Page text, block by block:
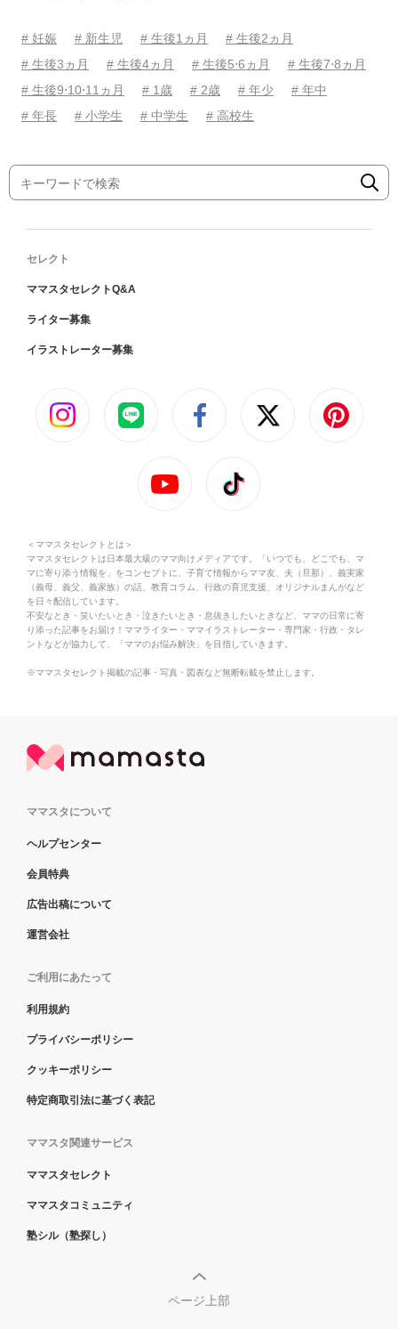
# 妊娠 # 新生児 # 生後1ヵ月
# 生後2ヵ月
# 生後3ヵ月
# 生後4ヵ月 # 生後5⋅6ヵ月
# 生後7⋅8ヵ月
# 生後9⋅10⋅11ヵ月
# 1歳 # 2歳 # 年少
# 年中
# 年長
# 小学生 # 中学生 # 高校生
セレクト
ママスタセレクトQ&A
ライター募集
イラストレーター募集
＜ママスタセレクトとは＞
ママスタセレクトは日本最大級のママ向けメディアです。「いつでも、どこでも、マ
マに寄り添う情報を」をコンセプトに、子育て情報からママ友、夫（旦那）、義実家
（義母、義父、義家族）の話、教育コラム、行政の育児支援、オリジナルまんがなど
を日々配信しています。
不安なとき・笑いたいとき・泣きたいとき・息抜きしたいときなど、ママの日常に寄
り添った記事をお届け！ママライター・ママイラストレーター・専門家・行政・タレ
ントなどが協力して、「ママのお悩み解決」を目指していきます。
※ママスタセレクト掲載の記事・写真・図表など無断転載を禁止します。
ママスタについて
ヘルプセンター
会員特典
広告出稿について
運営会社
ご利用にあたって
利用規約
プライバシーポリシー
クッキーポリシー
特定商取引法に基づく表記
ママスタ関連サービス
ママスタセレクト
ママスタコミュニティ
塾シル（塾探し）
ページ上部